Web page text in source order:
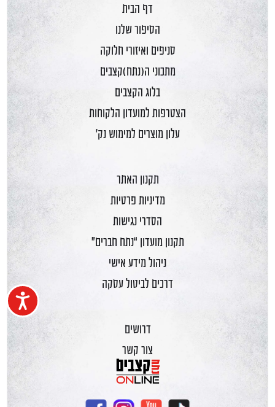
דף הבית
הסיפור שלנו
סניפים ואיזורי חלוקה
מתכוני ה(נתח)קצבים
בלוג הקצבים
הצטרפות למועדון הלקוחות
עלון מוצרים למימוש נק'
תקנון האתר
מדיניות פרטיות
הסדרי נגישות
תקנון מועדון “נתח חברים”
ניהול מידע אישי
דרכים לביטול עסקה
דרושים
צור קשר